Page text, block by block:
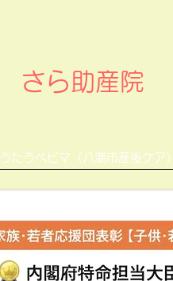
さら助産院
うたうベビマ（八潮市産後ケア）